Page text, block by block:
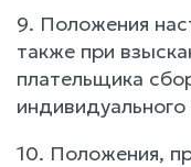
9. Положения
также при
плательщика
10. Положения,